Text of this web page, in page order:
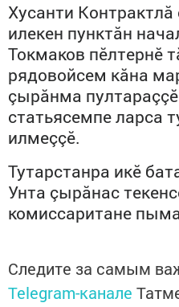
Хусанти
илекен пунктăн
Токмаков пӗлтернӗ
рядовойсем кăна
çырăнма
статьясемпе ларса
илмеççӗ.
Тутарстанра икӗ
Унта çырăнас
комиссаритане
Следите за самым
Telegram-канале